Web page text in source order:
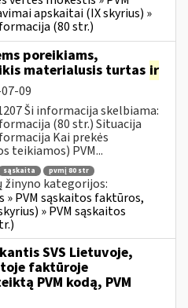
apskaitai (IX skyrius) »
(80 str.)
poreikiams,
materialusis turtas ir
09
Ši informacija skelbiama:
(80 str.) Situacija
Kai prekės
teikiamos) PVM...
sąskaita
pvmį 80 str
žinyno kategorijos:
PVM sąskaitos faktūros,
» PVM sąskaitos
SVS Lietuvoje,
faktūroje
PVM kodą, PVM